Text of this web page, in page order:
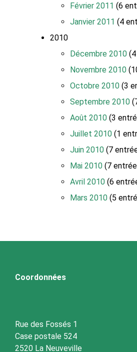
Février 2011 (6
Janvier 2011 (4
2010
Décembre 2010
Novembre 2010
Octobre 2010 (3
Septembre 2010
Août 2010 (3
Juillet 2010 (1
Juin 2010 (7
Mai 2010 (7
Avril 2010 (6
Mars 2010 (5
Coordonnées
Rue des Fossés 1
Case postale 524
2520 La Neuveville